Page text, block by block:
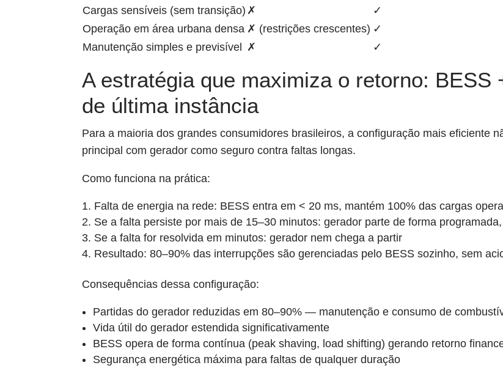
Cargas sensíveis (sem transição) ✗
✓
Operação em área urbana densa ✗ (restrições crescentes) ✓
Manutenção simples e previsível ✗ ✓
A estratégia que maximiza o retorno: BESS
de última instância
Para a maioria dos grandes consumidores brasileiros, a configuração mais eficiente
principal com gerador como seguro contra faltas longas.
Como funciona na prática:
Falta de energia na rede: BESS entra em < 20 ms, mantém 100% das cargas
Se a falta persiste por mais de 15–30 minutos: gerador parte de forma
Se a falta for resolvida em minutos: gerador nem chega a partir
Resultado: 80–90% das interrupções são gerenciadas pelo BESS sozinho, sem
Consequências dessa configuração:
Partidas do gerador reduzidas em 80–90% — manutenção e consumo de
Vida útil do gerador estendida significativamente
BESS opera de forma contínua (peak shaving, load shifting) gerando retorno
Segurança energética máxima para faltas de qualquer duração